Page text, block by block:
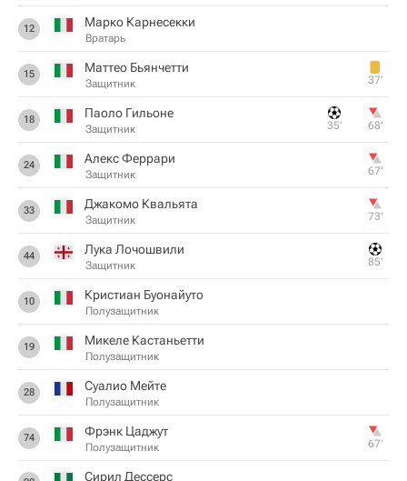
12 Марко Карнесекки
Вратарь
15 Маттео Бьянчетти
Защитник 37‎’‎
18 Паоло Гильоне
Защитник 35‎’‎ 68‎’‎
24 Алекс Феррари
Защитник 67‎’‎
33 Джакомо Квальята
Защитник 73‎’‎
44 Лука Лочошвили
Защитник 85‎’‎
10 Кристиан Буонайуто
Полузащитник
19 Микеле Кастаньетти
Полузащитник
28 Суалио Мейте
Полузащитник
74 Фрэнк Цаджут
Полузащитник 67‎’‎
Сирил Дессерс